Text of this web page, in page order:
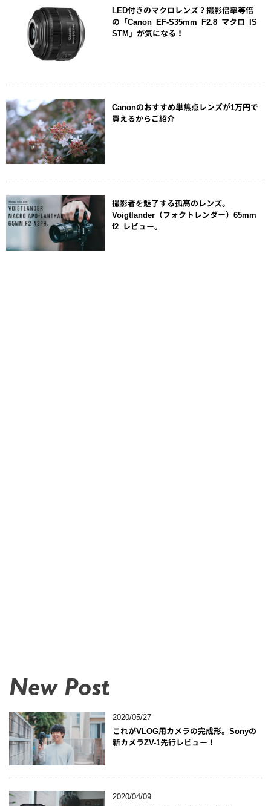
LED付きのマクロレンズ？撮影倍率等倍
の「Canon EF-S35mm F2.8 マクロ IS
STM」が気になる！
Canonのおすすめ単焦点レンズが1万円で
買えるからご紹介
撮影者を魅了する孤高のレンズ。
Voigtlander（フォクトレンダー）65mm
f2 レビュー。
New Post
2020/05/27
これがVLOG用カメラの完成形。Sonyの
新カメラZV-1先行レビュー！
2020/04/09